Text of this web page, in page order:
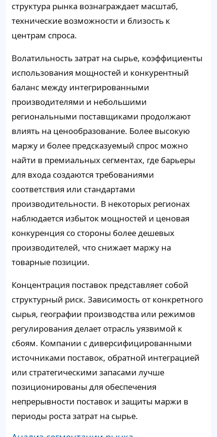
структура рынка вознаграждает масштаб,
технические возможности и близость к
центрам спроса.
Волатильность затрат на сырье, коэффициенты
использования мощностей и конкурентный
баланс между интегрированными
производителями и небольшими
региональными поставщиками продолжают
влиять на ценообразование. Более высокую
маржу и более предсказуемый спрос можно
найти в премиальных сегментах, где барьеры
для входа создаются требованиями
соответствия или стандартами
производительности. В некоторых регионах
наблюдается избыток мощностей и ценовая
конкуренция со стороны более дешевых
производителей, что снижает маржу на
товарные позиции.
Концентрация поставок представляет собой
структурный риск. Зависимость от конкретного
сырья, географии производства или режимов
регулирования делает отрасль уязвимой к
сбоям. Компании с диверсифицированными
источниками поставок, обратной интеграцией
или стратегическими запасами лучше
позиционированы для обеспечения
непрерывности поставок и защиты маржи в
периоды роста затрат на сырье.